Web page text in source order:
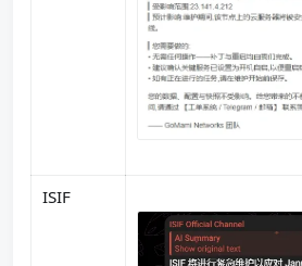
ISIF